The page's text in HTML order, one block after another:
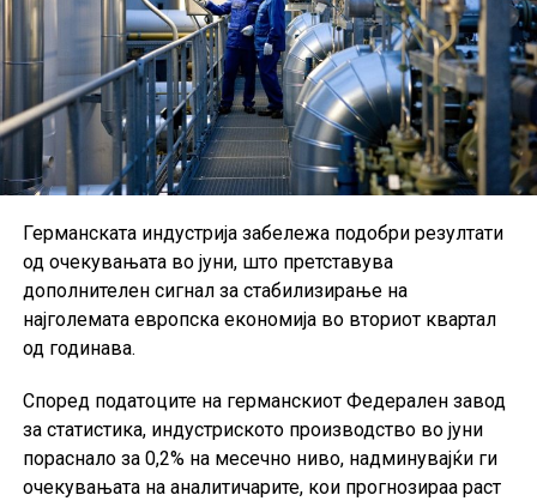
Германската индустрија забележа подобри резултати
од очекувањата во јуни, што претставува
дополнителен сигнал за стабилизирање на
најголемата европска економија во вториот квартал
од годинава.
Според податоците на германскиот Федерален завод
за статистика, индустриското производство во јуни
пораснало за 0,2% на месечно ниво, надминувајќи ги
очекувањата на аналитичарите, кои прогнозираа раст